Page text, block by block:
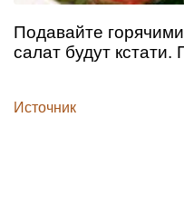
Подавайте
салат будут кстати.
Источник